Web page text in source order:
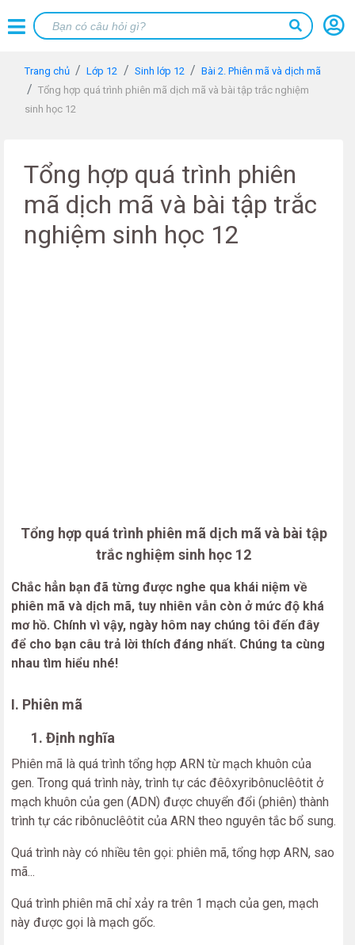
Trang chủ Lớp 12 Sinh lớp 12
Bài 2. Phiên mã và dịch mã
Tổng hợp quá trình phiên mã dịch mã và bài tập trắc nghiệm
sinh học 12
Tổng hợp quá trình phiên
mã dịch mã và bài tập trắc
nghiệm sinh học 12
Tổng hợp quá trình phiên mã dịch mã và bài tập
trắc nghiệm sinh học 12
Chắc hẳn bạn đã từng được nghe qua khái niệm về
phiên mã và dịch mã, tuy nhiên vẫn còn ở mức độ khá
mơ hồ. Chính vì vậy, ngày hôm nay chúng tôi đến đây
để cho bạn câu trả lời thích đáng nhất. Chúng ta cùng
nhau tìm hiểu nhé!
I. Phiên mã
1. Định nghĩa
Phiên mã là quá trình tổng hợp ARN từ mạch khuôn của
gen. Trong quá trình này, trình tự các đêôxyribônuclêôtit ở
mạch khuôn của gen (ADN) được chuyển đổi (phiên) thành
trình tự các ribônuclêôtit của ARN theo nguyên tắc bổ sung.
Quá trình này có nhiều tên gọi: phiên mã, tổng hợp ARN, sao
mã...
Quá trình phiên mã chỉ xảy ra trên 1 mạch của gen, mạch
này được gọi là mạch gốc.